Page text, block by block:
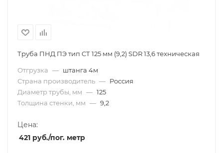
Труба ПНД ПЭ тип CТ 125 мм (9,2) SDR 13,6 техническая
Отгрузка — штанга 4м
Страна производитель — Россия
Диаметр трубы, мм — 125
Толщина стенки, мм — 9,2
Цена:
421 руб./пог. метр